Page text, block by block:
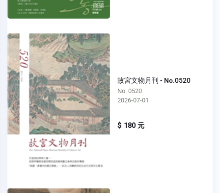
故宮文物月刊 - No.0520
No. 0520
2026-07-01
$ 180 元